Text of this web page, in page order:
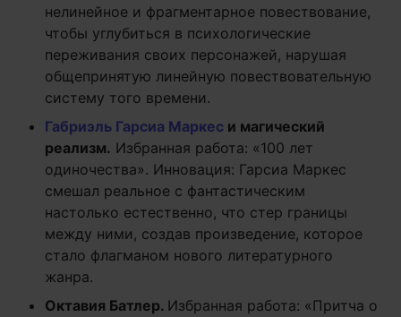
нелинейное и фрагментарное повествование,
чтобы углубиться в психологические
переживания своих персонажей, нарушая
общепринятую линейную повествовательную
систему того времени.
Габриэль Гарсиа Маркес и магический
реализм. Избранная работа: «100 лет
одиночества». Инновация: Гарсиа Маркес
смешал реальное с фантастическим
настолько естественно, что стер границы
между ними, создав произведение, которое
стало флагманом нового литературного
жанра.
Октавия Батлер. Избранная работа: «Притча о